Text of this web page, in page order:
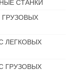
СТАНКИ
ЛЕГКОВЫХ
ГРУЗОВЫХ